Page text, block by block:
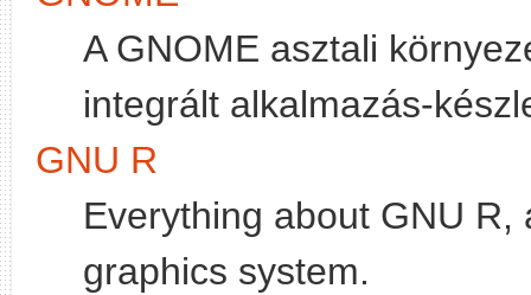
A GNOME asztali
integrált alkalmazás-
GNU R
Everything about GNU
graphics system.